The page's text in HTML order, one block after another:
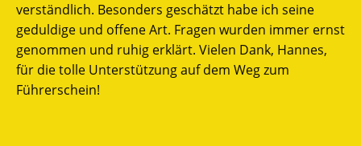
verständlich. Besonders geschätzt habe ich seine
geduldige und offene Art. Fragen wurden immer ernst
genommen und ruhig erklärt. Vielen Dank, Hannes,
für die tolle Unterstützung auf dem Weg zum
Führerschein!